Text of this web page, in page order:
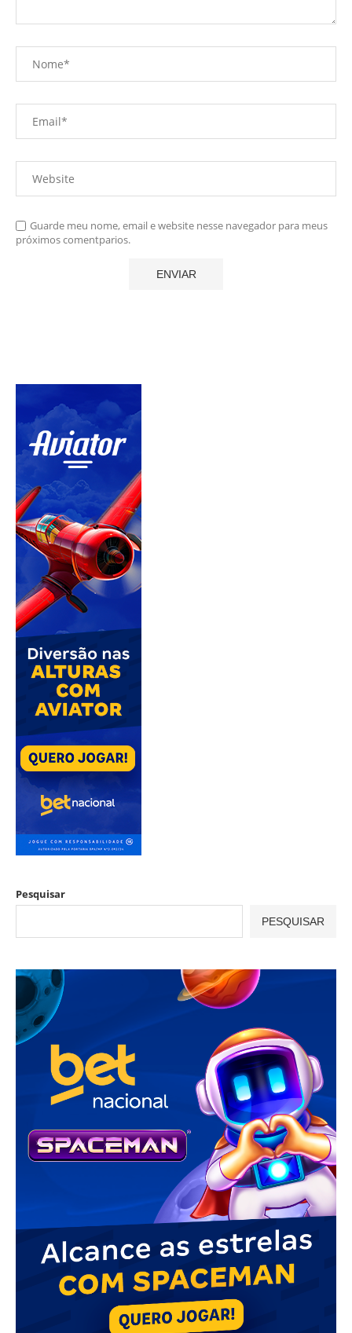
Guarde meu nome, email e website nesse navegador para meus
próximos comentparios.
Pesquisar
PESQUISAR